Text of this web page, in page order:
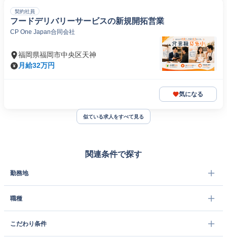
契約社員
フードデリバリーサービスの新規開拓営業
CP One Japan合同会社
福岡県福岡市中央区天神
月給32万円
気になる
似ている求人をすべて見る
関連条件で探す
勤務地
職種
こだわり条件